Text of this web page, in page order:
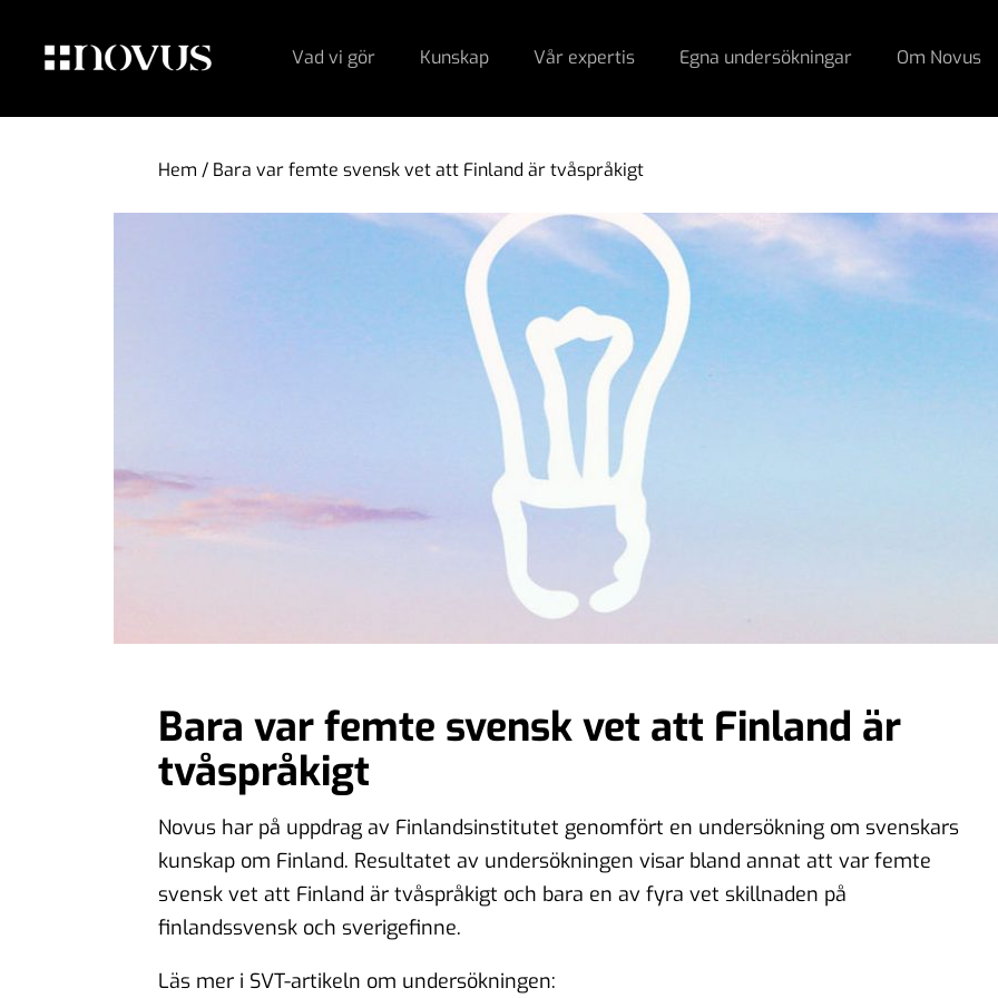
Vad vi gör Kunskap Vår expertis Egna undersökningar Om Novus
Hem / Bara var femte svensk vet att Finland är tvåspråkigt
Bara var femte svensk vet att Finland är
tvåspråkigt
Novus har på uppdrag av Finlandsinstitutet genomfört en undersökning om svenskars
kunskap om Finland. Resultatet av undersökningen visar bland annat att var femte
svensk vet att Finland är tvåspråkigt och bara en av fyra vet skillnaden på
finlandssvensk och sverigefinne.
Läs mer i SVT-artikeln om undersökningen: